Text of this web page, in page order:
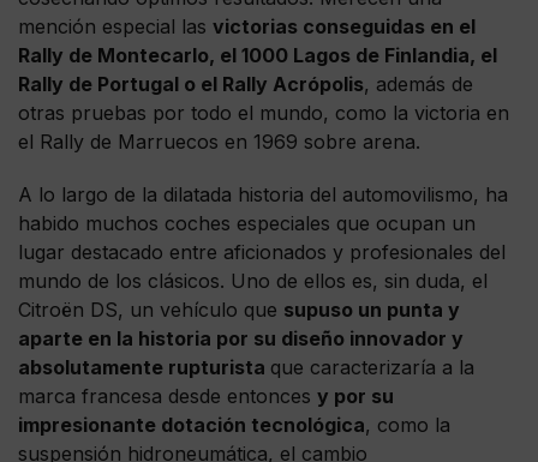
mención especial las victorias conseguidas en el
Rally de Montecarlo, el 1000 Lagos de Finlandia, el
Rally de Portugal o el Rally Acrópolis, además de
otras pruebas por todo el mundo, como la victoria en
el Rally de Marruecos en 1969 sobre arena.
A lo largo de la dilatada historia del automovilismo, ha
habido muchos coches especiales que ocupan un
lugar destacado entre aficionados y profesionales del
mundo de los clásicos. Uno de ellos es, sin duda, el
Citroën DS, un vehículo que supuso un punta y
aparte en la historia por su diseño innovador y
absolutamente rupturista que caracterizaría a la
marca francesa desde entonces y por su
impresionante dotación tecnológica, como la
suspensión hidroneumática, el cambio